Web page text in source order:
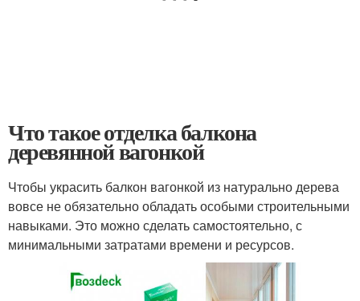
Что такое отделка балкона
деревянной вагонкой
Чтобы украсить балкон вагонкой из натурально дерева
вовсе не обязательно обладать особыми строительными
навыками. Это можно сделать самостоятельно, с
минимальными затратами времени и ресурсов.